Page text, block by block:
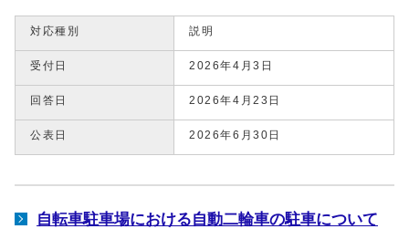
対応種別 説明
受付日 2026年4月3日
回答日 2026年4月23日
公表日 2026年6月30日
自転車駐車場における自動二輪車の駐車について